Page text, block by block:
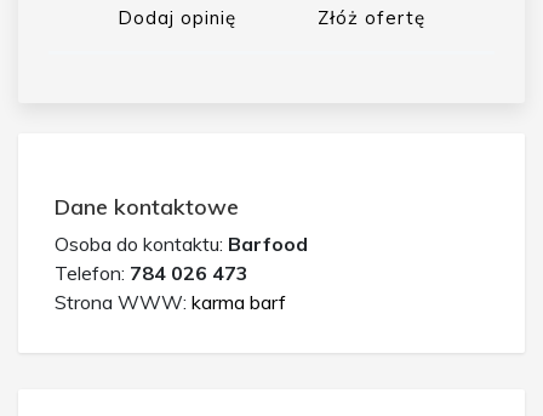
Dodaj opinię Złóż ofertę
Dane kontaktowe
Osoba do kontaktu: Barfood
Telefon: 784 026 473
Strona WWW: karma barf